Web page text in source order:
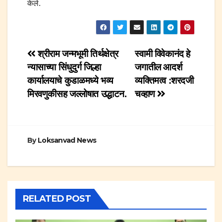
केले.
Post
navigation
स्वामी विवेकानंद हे
जगातील आदर्श
व्यक्तिमत्व :शरदजी
चव्हाण
श्रीराम जन्मभूमी तिर्थक्षेत्र
न्यासाच्या सिंधुदुर्ग जिल्हा
कार्यालयाचे कुडाळमध्ये भव्य
मिरवणुकीसह जल्लोषात उद्धाटन.
ByLoksanvad News
RELATED POST